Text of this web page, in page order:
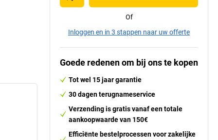
Of
Inloggen en in 3 stappen naar uw offerte
Goede redenen om bij ons te kopen
Tot wel 15 jaar garantie
30 dagen terugnameservice
Verzending is gratis vanaf een totale
aankoopwaarde van 150€
Efficiënte bestelprocessen voor zakelijke